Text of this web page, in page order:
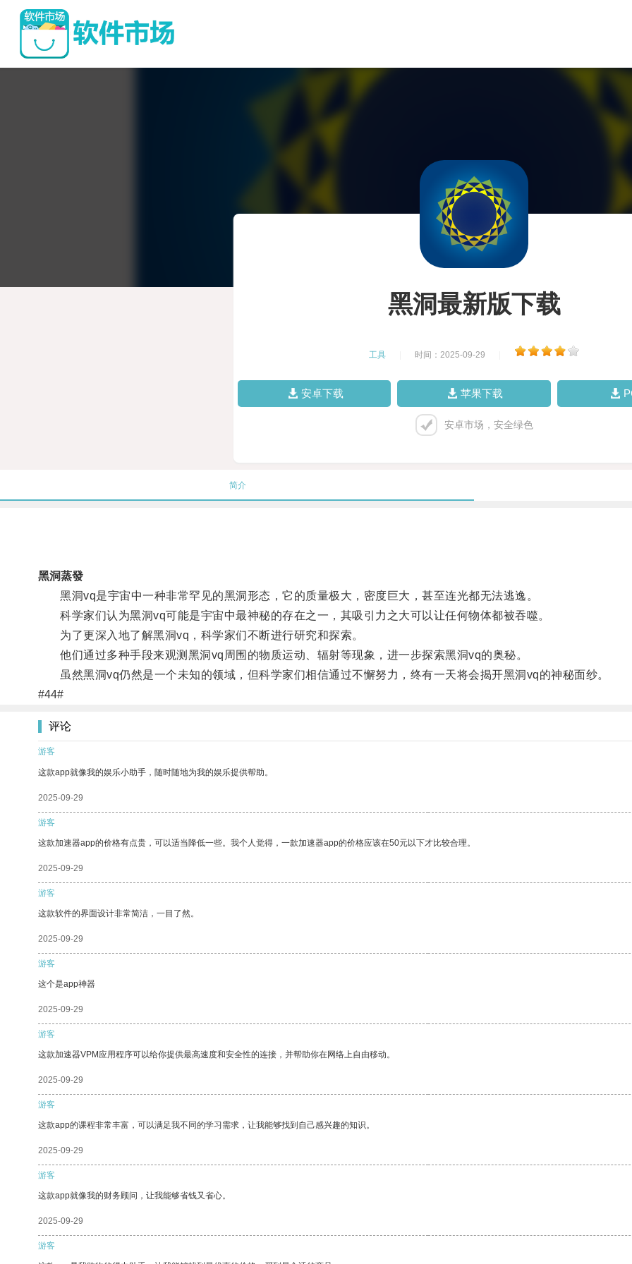
黑洞最新版下载
工具 时间：2025-09-29
安卓下载 苹果下载
安卓市场，安全绿色
简介
黑洞蒸發
黑洞vq是宇宙中一种非常罕见的黑洞形态，它的质量极大，密度巨大，甚至连光都无法逃逸。
科学家们认为黑洞vq可能是宇宙中最神秘的存在之一，其吸引力之大可以让任何物体都被吞噬。
为了更深入地了解黑洞vq，科学家们不断进行研究和探索。
他们通过多种手段来观测黑洞vq周围的物质运动、辐射等现象，进一步探索黑洞vq的奥秘。
虽然黑洞vq仍然是一个未知的领域，但科学家们相信通过不懈努力，终有一天将会揭开黑洞vq的神秘面纱。
#44#
评论
游客
这款app就像我的娱乐小助手，随时随地为我的娱乐提供帮助。
2025-09-29
游客
这款加速器app的价格有点贵，可以适当降低一些。我个人觉得，一款加速器app的价格应该在50元以下才比较合理。
2025-09-29
游客
这款软件的界面设计非常简洁，一目了然。
2025-09-29
游客
这个是app神器
2025-09-29
游客
这款加速器VPM应用程序可以给你提供最高速度和安全性的连接，并帮助你在网络上自由移动。
2025-09-29
游客
这款app的课程非常丰富，可以满足我不同的学习需求，让我能够找到自己感兴趣的知识。
2025-09-29
游客
这款app就像我的财务顾问，让我能够省钱又省心。
2025-09-29
游客